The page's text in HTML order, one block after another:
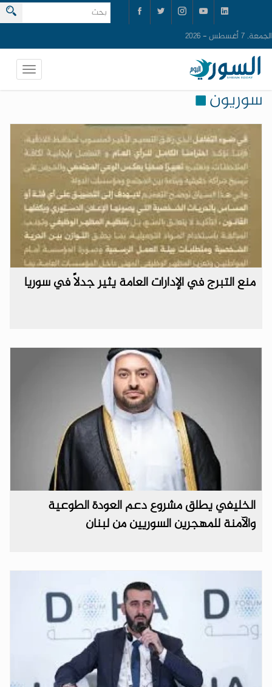
الجمعة, 7 أغسطس - 2026
سوريون
منع التبرج في الإدارات العامة يثير جدلاً في سوريا
الخليفي يطلق مشروع دعم العودة الطوعية
والآمنة للمهجرين السوريين من لبنان